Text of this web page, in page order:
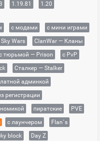
1.19.81 1.20
с модами
с мини играми
Sky Wars
ClanWar — Кланы
тюрьмой — Prison
с PvP
Сталкер — Stalker
админкой
регистрации
пиратские
PVE
с лаунчером
Flan`s
block
Day Z